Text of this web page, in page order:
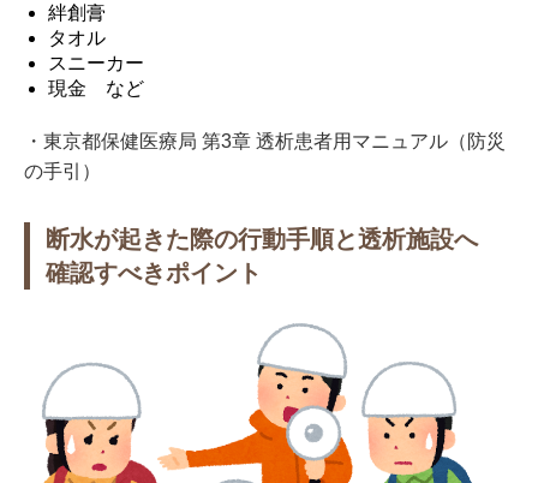
絆創膏
タオル
スニーカー
現金 など
・東京都保健医療局 第3章 透析患者用マニュアル（防災
の手引）
断水が起きた際の行動手順と透析施設へ
確認すべきポイント